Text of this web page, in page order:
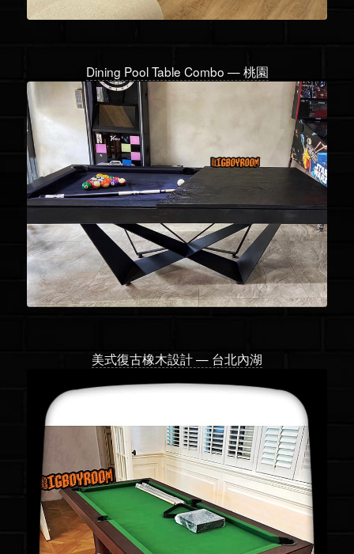
Dining Pool Table Combo — 桃園
美式復古橡木設計 — 台北內湖